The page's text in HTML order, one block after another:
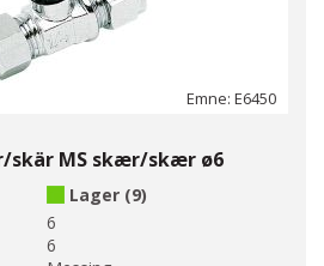
Emne: E6450
skär MS skær/skær ø6
Lager (9)
6
6